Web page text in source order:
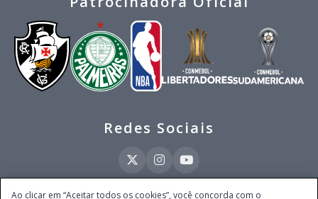
Redes Sociais
Ao clicar em “Aceitar todos os cookies”, você concorda com o